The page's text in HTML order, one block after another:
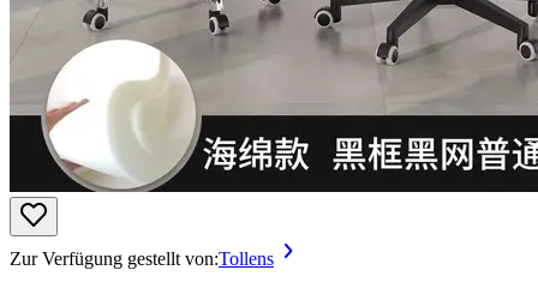
Zur Verfügung gestellt von:Tollens